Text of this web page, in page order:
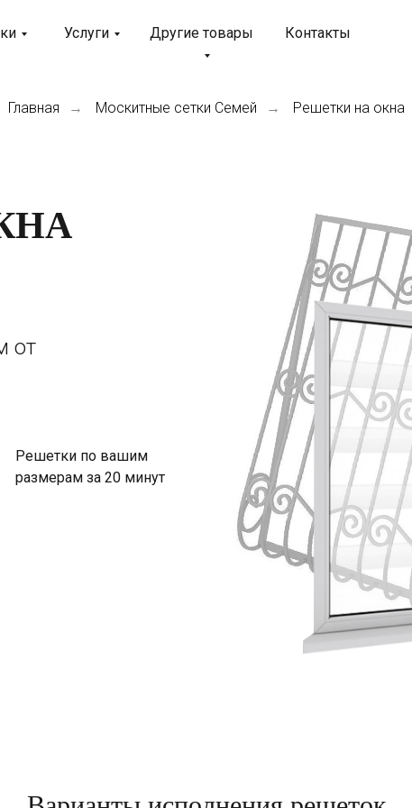
Услуги Другие товары Контакты
Главная → Москитные сетки Семей → Решетки на окна
Решетки по вашим
размерам за 20 минут
от